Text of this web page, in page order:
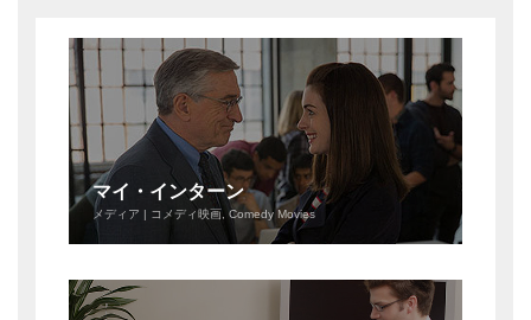
マイ・インターン
メディア | コメディ映画, Comedy Movies